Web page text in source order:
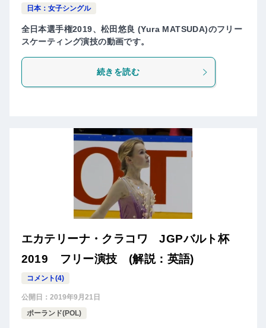
日本：女子シングル
全日本選手権2019、松田悠良 (Yura MATSUDA)のフリー
スケーティング演技の動画です。
続きを読む
エカテリーナ・クラコワ JGPバルト杯
2019 フリー演技 (解説：英語)
コメント(4)
公開日： 2019年9月21日
ポーランド(POL)